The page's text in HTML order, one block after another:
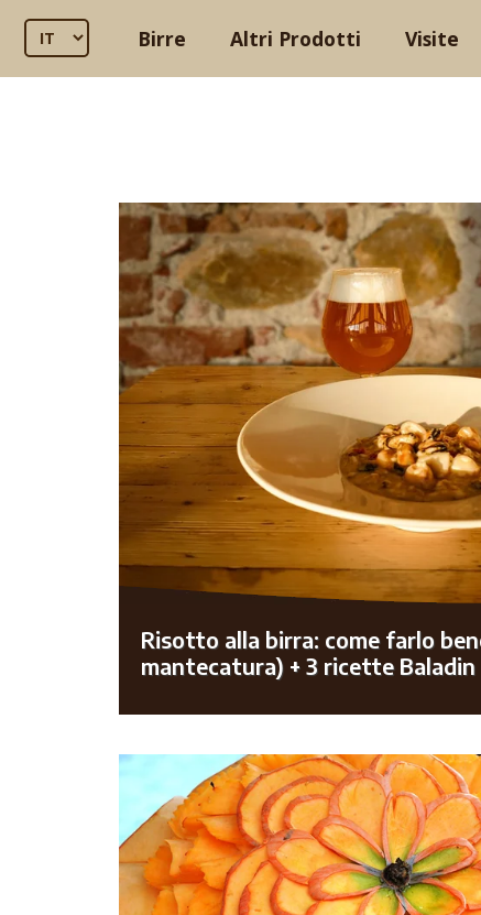
Birre Altri Prodotti Visite
Risotto alla birra: come farlo
mantecatura) + 3 ricette Baladin